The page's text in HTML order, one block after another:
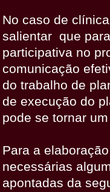
No caso de
salientar que
participativa no
comunicação
do trabalho de
de execução do
pode se tornar
Para a
necessárias
apontadas da